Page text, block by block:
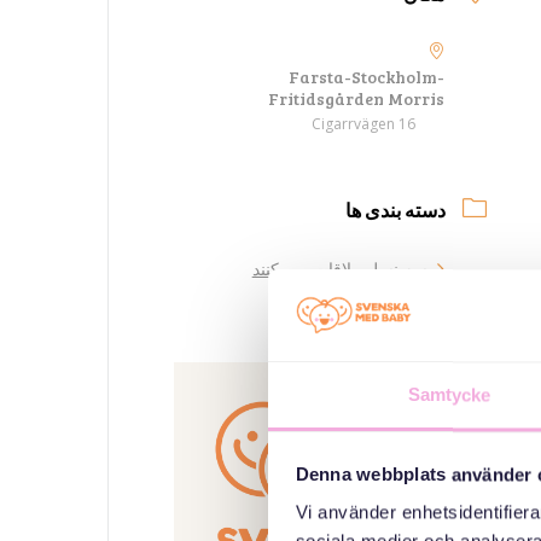
Samtycke
Denna webbplats använder
Vi använder
Farsta-Stockholm-
Fritidsgården Morris
Cigarrvägen 16
دسته بندی ها
سه نسل ملاقات می کنند
سازمان دهنده